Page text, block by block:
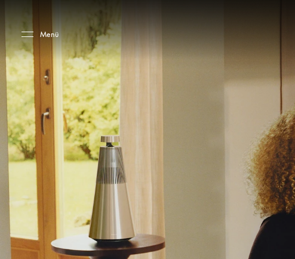
Menü